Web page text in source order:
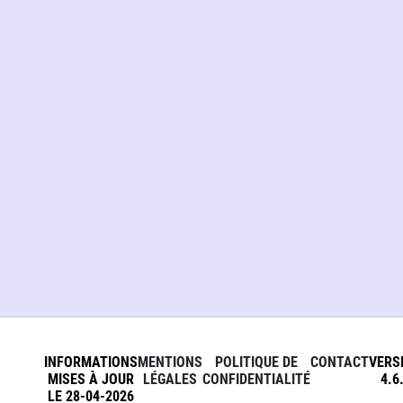
INFORMATIONS
MISES À JOUR
LE 28-04-2026
MENTIONS
LÉGALES
POLITIQUE DE
CONFIDENTIALITÉ
CONTACT